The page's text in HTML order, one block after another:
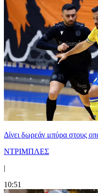
Δίνει δωρεάν μπύρα στους
ΝΤΡΙΜΠΛΕΣ
|
10:51